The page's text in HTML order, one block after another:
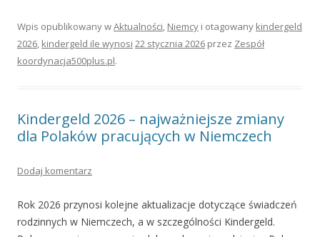
Wpis opublikowany wAktualności, Niemcy i otagowany kindergeld
2026, kindergeld ile wynosi 22 stycznia 2026 przez Zespół
koordynacja500plus.pl.
Kindergeld 2026 – najważniejsze zmiany
dla Polaków pracujących w Niemczech
Dodaj komentarz
Rok 2026 przynosi kolejne aktualizacje dotyczące świadczeń
rodzinnych w Niemczech, a w szczególności Kindergeld.